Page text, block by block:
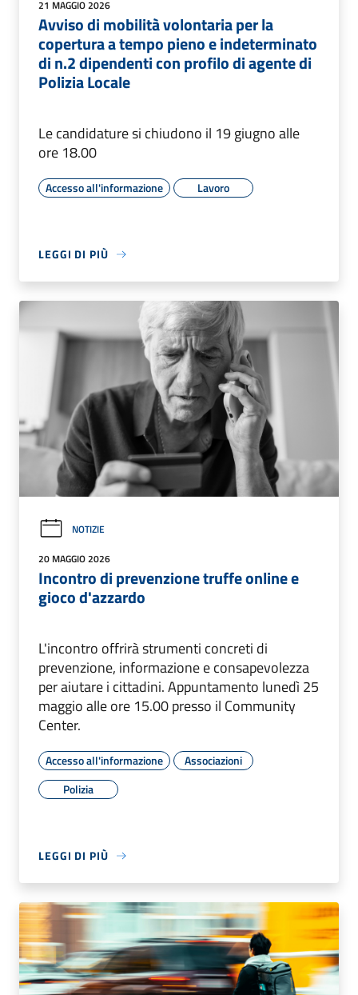
21 MAGGIO 2026
Avviso di mobilità volontaria per la
copertura a tempo pieno e indeterminato
di n.2 dipendenti con profilo di agente di
Polizia Locale
Le candidature si chiudono il 19 giugno alle
ore 18.00
Accesso all'informazione Lavoro
LEGGI DI PIÙ
NOTIZIE
20 MAGGIO 2026
Incontro di prevenzione truffe online e
gioco d'azzardo
L'incontro offrirà strumenti concreti di
prevenzione, informazione e consapevolezza
per aiutare i cittadini. Appuntamento lunedì 25
maggio alle ore 15.00 presso il Community
Center.
Accesso all'informazione
Associazioni
Polizia
LEGGI DI PIÙ